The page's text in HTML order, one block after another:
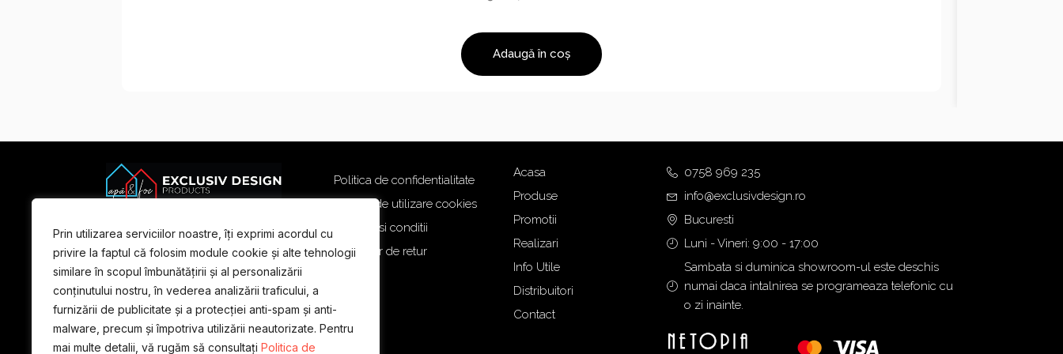
Prin utilizarea serviciilor noastre, îți exprimi acordul cu
privire la faptul că folosim module cookie și alte tehnologii
similare în scopul îmbunătățirii și al personalizării
conținutului nostru, în vederea analizării traficului, a
furnizării de publicitate și a protecției anti-spam și anti-
malware, precum și împotriva utilizării neautorizate. Pentru
mai multe detalii, vă rugăm să consultați Politica de
Adaugă în coș
Politica de confidentialitate
Politica de utilizare cookies
Termeni si conditii
Formular de retur
Acasa
Produse
Promotii
Realizari
Info Utile
Distribuitori
Contact
0758 969 235
info@exclusivdesign.ro
Bucuresti
Luni - Vineri: 9:00 - 17:00
Sambata si duminica showroom-ul este deschis
numai daca intalnirea se programeaza telefonic cu
o zi inainte.